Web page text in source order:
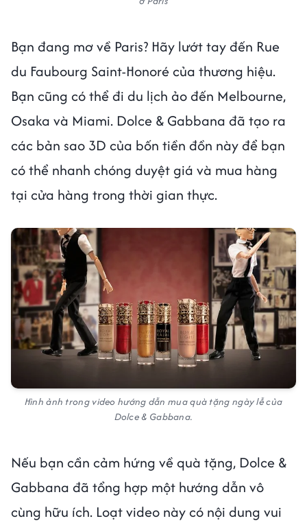
Bạn đang mơ về Paris? Hãy lướt tay đến Rue
du Faubourg Saint-Honoré của thương hiệu.
Bạn cũng có thể đi du lịch ảo đến Melbourne,
Osaka và Miami. Dolce & Gabbana đã tạo ra
các bản sao 3D của bốn tiền đồn này để bạn
có thể nhanh chóng duyệt giá và mua hàng
tại cửa hàng trong thời gian thực.
Hình ảnh trong video hướng dẫn mua quà tặng ngày lễ của
Dolce & Gabbana.
Nếu bạn cần cảm hứng về quà tặng, Dolce &
Gabbana đã tổng hợp một hướng dẫn vô
cùng hữu ích. Loạt video này có nội dung vui